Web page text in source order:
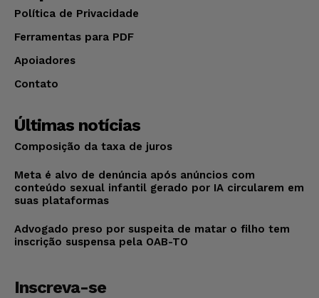
Política de Privacidade
Ferramentas para PDF
Apoiadores
Contato
Últimas notícias
Composição da taxa de juros
Meta é alvo de denúncia após anúncios com
conteúdo sexual infantil gerado por IA circularem em
suas plataformas
Advogado preso por suspeita de matar o filho tem
inscrição suspensa pela OAB-TO
Inscreva-se